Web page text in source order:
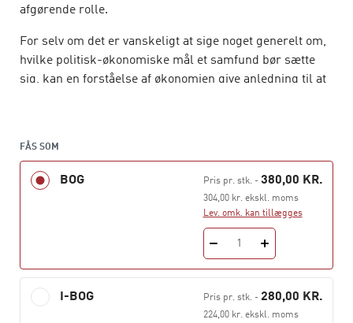
afgørende rolle.
For selv om det er vanskeligt at sige noget generelt om,
hvilke politisk-økonomiske mål et samfund bør sætte
sig, kan en forståelse af økonomien give anledning til at
Denne bog præsenterer den offentlige økonomis
indretning og måde at fungere på. Bogens første del
præsenterer centrale teorier og principper for
række centrale sektorer i den danske økonomi. Tredje
del sætter fokus på udfordringerne for den
offentlige økonomi nu og i fremtiden.
5. udgave er ajourført med de nyeste tal, litteratur og
FÅS SOM
BOG Pris pr. stk.- 380,00 KR.
304,00 kr. ekskl. moms
Lev. omk. kan tillægges
1
I-BOG Pris pr. stk.- 280,00 KR.
224,00 kr. ekskl. moms